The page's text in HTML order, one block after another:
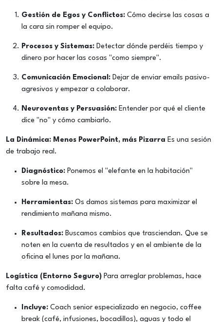
Gestión de Egos y Conflictos: Cómo decirse las cosas a
la cara sin romper el equipo.
Procesos y Sistemas: Detectar dónde perdéis tiempo y
dinero por hacer las cosas "como siempre".
Comunicación Emocional: Dejar de enviar emails pasivo-
agresivos y empezar a colaborar.
Neuroventas y Persuasión: Entender por qué el cliente
dice "no" y cómo cambiarlo.
La Dinámica: Menos PowerPoint, más Pizarra Es una sesión
de trabajo real.
Diagnóstico: Ponemos el "elefante en la habitación"
sobre la mesa.
Herramientas: Os damos sistemas para maximizar el
rendimiento mañana mismo.
Resultados: Buscamos cambios que trasciendan. Que se
noten en la cuenta de resultados y en el ambiente de la
oficina el lunes por la mañana.
Logística (Entorno Seguro) Para arreglar problemas, hace
falta café y comodidad.
Incluye: Coach senior especializado en negocio, coffee
break (café, infusiones, bocadillos), aguas y todo el